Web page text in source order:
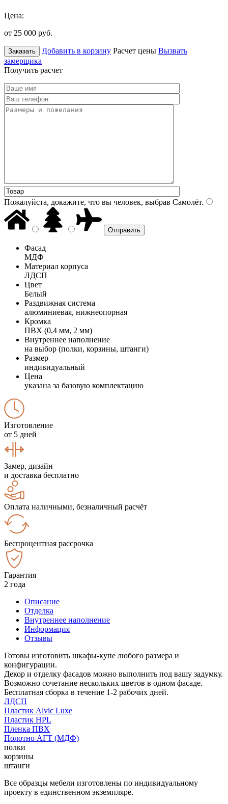
Цена:
от 25 000 руб.
Заказать Добавить в корзину Расчет цены Вызвать
замерщика
Получить расчет
Пожалуйста, докажите, что вы человек, выбрав Самолёт.
Фасад
МДФ
Материал корпуса
ЛДСП
Цвет
Белый
Раздвижная система
алюминиевая, нижнеопорная
Кромка
ПВХ (0,4 мм, 2 мм)
Внутреннее наполнение
на выбор (полки, корзины, штанги)
Размер
индивидуальный
Цена
указана за базовую комплектацию
Изготовление
от 5 дней
Замер, дизайн
и доставка бесплатно
Оплата наличными, безналичный расчёт
Беспроцентная рассрочка
Гарантия
2 года
Описание
Отделка
Внутреннее наполнение
Информация
Отзывы
Готовы изготовить шкафы-купе любого размера и
конфигурации.
Декор и отделку фасадов можно выполнить под вашу задумку.
Возможно сочетание нескольких цветов в одном фасаде.
Бесплатная сборка в течение 1-2 рабочих дней.
ЛДСП
Пластик Alvic Luxe
Пластик HPL
Пленка ПВХ
Полотно АГТ (МДФ)
полки
корзины
штанги
Все образцы мебели изготовлены по индивидуальному
проекту в единственном экземпляре.